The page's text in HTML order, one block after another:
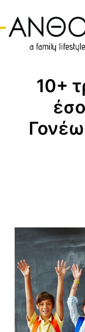
περιεχόμενο
10+